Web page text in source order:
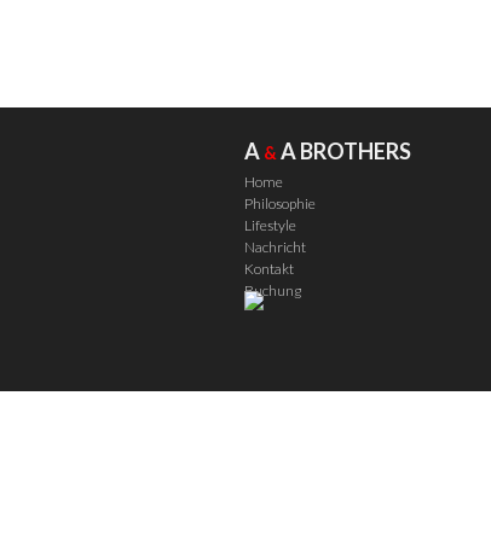
A & A BROTHERS
Home
Philosophie
Lifestyle
Nachricht
Kontakt
Buchung